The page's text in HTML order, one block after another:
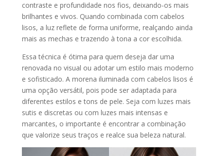
contraste e profundidade nos fios, deixando-os mais
brilhantes e vivos. Quando combinada com cabelos
lisos, a luz reflete de forma uniforme, realçando ainda
mais as mechas e trazendo à tona a cor escolhida.
Essa técnica é ótima para quem deseja dar uma
renovada no visual ou adotar um estilo mais moderno
e sofisticado. A morena iluminada com cabelos lisos é
uma opção versátil, pois pode ser adaptada para
diferentes estilos e tons de pele. Seja com luzes mais
sutis e discretas ou com luzes mais intensas e
marcantes, o importante é encontrar a combinação
que valorize seus traços e realce sua beleza natural.